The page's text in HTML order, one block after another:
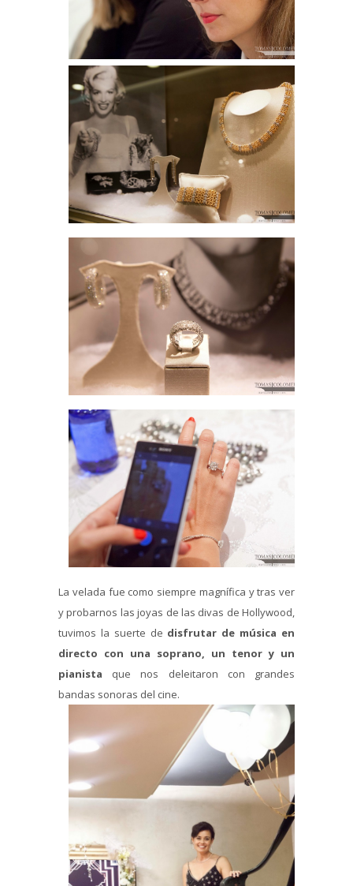
La velada fue como siempre magnífica y tras ver
y probarnos las joyas de las divas de Hollywood,
tuvimos la suerte de disfrutar de música en
directo con una soprano, un tenor y un
pianista que nos deleitaron con grandes
bandas sonoras del cine.